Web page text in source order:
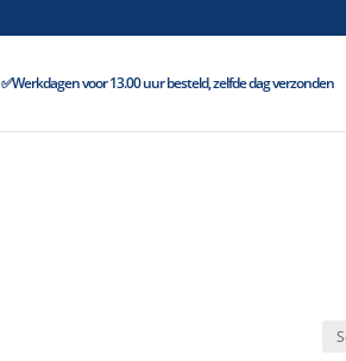
✅Werkdagen voor 13.00 uur besteld, zelfde dag verzonden